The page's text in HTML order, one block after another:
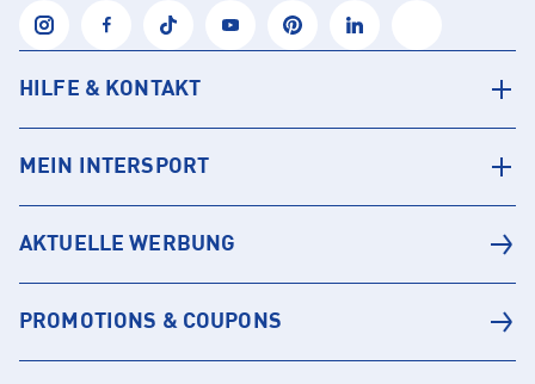
HILFE & KONTAKT
MEIN INTERSPORT
AKTUELLE WERBUNG
PROMOTIONS & COUPONS